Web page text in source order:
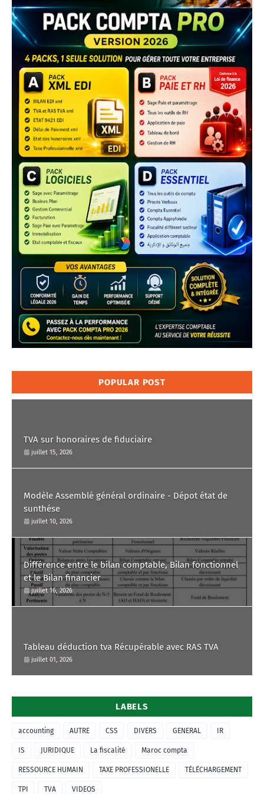
POPULAR POST
TVA sur honoraires de fiduciaire
juillet 15, 2026
Modèle Assemblé général ordinaire - Dépot état de
sunthése
juillet 10, 2026
Différence entre le bilan comptable, Bilan fonctionnel
et le Bilan financier
juillet 16, 2026
Tableau déduction tva Récupérable avec RAS TVA
juillet 01, 2026
LABELS
accounting AUTRE CSS DIVERS GENERAL IR
IS JURIDIQUE La fiscalité Maroc compta
RESSOURCE HUMAIN TAXE PROFESSIONELLE TÉLÉCHARGEMENT
TPI TVA VIDEOS